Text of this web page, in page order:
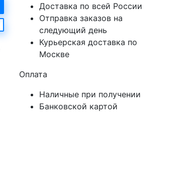
Доставка по всей России
Отправка заказов на
следующий день
Курьерская доставка по
Москве
Оплата
Наличные при получении
Банковской картой